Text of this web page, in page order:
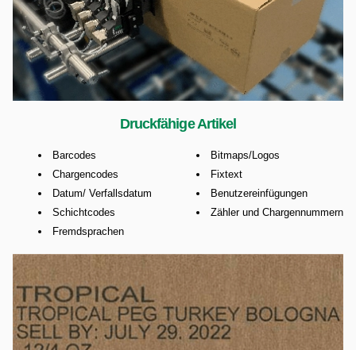
Druckfähige Artikel
Barcodes
Chargencodes
Datum/ Verfallsdatum
Schichtcodes
Fremdsprachen
Bitmaps/Logos
Fixtext
Benutzereinfügungen
Zähler und Chargennummern